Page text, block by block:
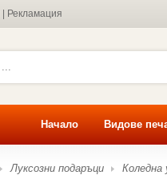
Рекламация
Начало Видове
Луксозни подаръци Коледна